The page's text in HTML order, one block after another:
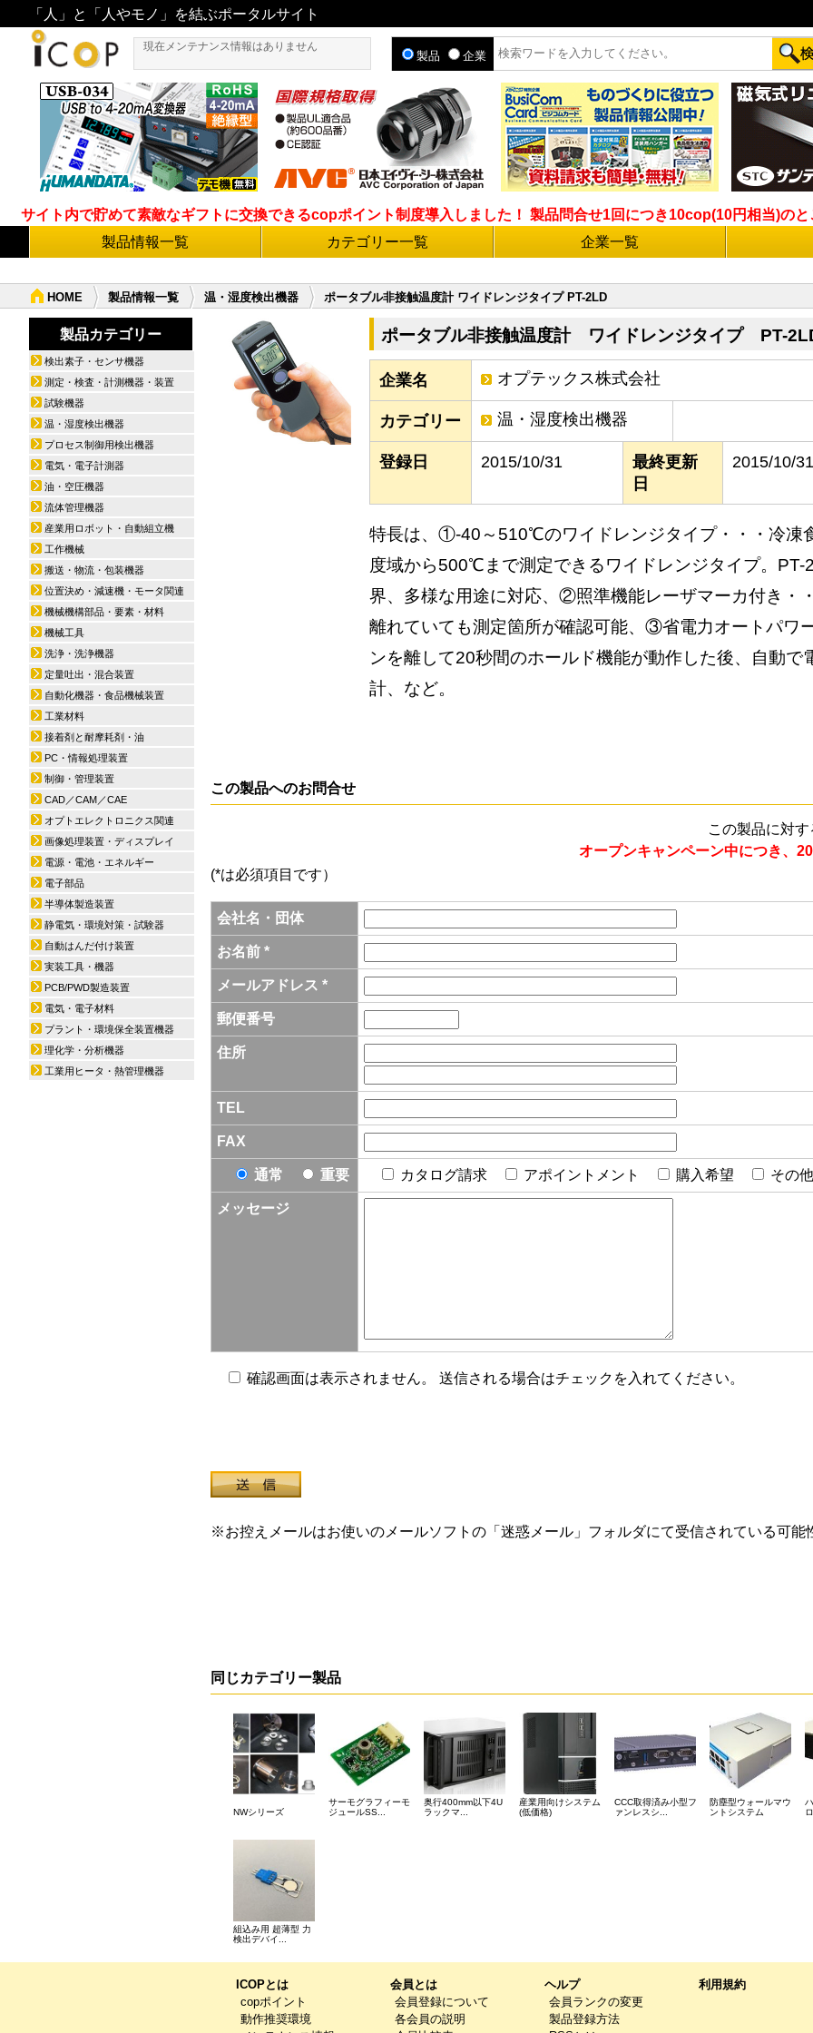
「人」と「人やモノ」を結ぶポータルサイト
現在メンテナンス情報はありません
製品 企業
サイト内で貯めて素敵なギフトに交換できるcopポイント制度導入しました！ 製品問合せ1回につき10cop(10円相当)の
製品情報一覧
カテゴリー一覧 企業一覧
HOME 製品情報一覧 温・湿度検出機器 ポータブル非接触温度計 ワイドレンジタイプ PT-2LD
ポータブル非接触温度計 ワイドレンジタイプ PT-
企業名 オプテックス株式会社
カテゴリー 温・湿度検出機器
登録日 2015/10/31
最終更新
日
2015/10/31
特長は、①-40～510℃のワイドレンジタイプ・・・冷凍
度域から500℃まで測定できるワイドレンジタイプ。PT-
界、多様な用途に対応、②照準機能レーザマーカ付き・
離れていても測定箇所が確認可能、③省電力オートパワ
ンを離して20秒間のホールド機能が動作した後、自動で
計、など。
この製品へのお問合せ
この製品に対
オープンキャンペーン中につき、
(*は必須項目です）
会社名・団体
お名前 *
メールアドレス *
郵便番号
住所
TEL
FAX
通常 重要 カタログ請求 アポイントメント 購入希望 その他
メッセージ
確認画面は表示されません。 送信される場合はチェックを入れてください。
※お控えメールはお使いのメールソフトの「迷惑メール」フォルダにて受信されている可能
同じカテゴリー製品
NWシリーズ
サーモグラフィーモ
ジュールSS...
奥行400mm以下4U
ラックマ...
産業用向けシステム
(低価格)
CCC取得済み小型フ
ァンレスシ...
防塵型ウォールマウ
ントシステム
組込み用 超薄型 力
検出デバイ...
製品カテゴリー
検出素子・センサ機器
測定・検査・計測機器・装置
試験機器
温・湿度検出機器
プロセス制御用検出機器
電気・電子計測器
油・空圧機器
流体管理機器
産業用ロボット・自動組立機
工作機械
搬送・物流・包装機器
位置決め・減速機・モータ関連
機械機構部品・要素・材料
機械工具
洗浄・洗浄機器
定量吐出・混合装置
自動化機器・食品機械装置
工業材料
接着剤と耐摩耗剤・油
PC・情報処理装置
制御・管理装置
CAD／CAM／CAE
オプトエレクトロニクス関連
画像処理装置・ディスプレイ
電源・電池・エネルギー
電子部品
半導体製造装置
静電気・環境対策・試験器
自動はんだ付け装置
実装工具・機器
PCB/PWD製造装置
電気・電子材料
プラント・環境保全装置機器
理化学・分析機器
工業用ヒータ・熱管理機器
ICOPとは
copポイント
動作推奨環境
会員とは
会員登録について
各会員の説明
ヘルプ
会員ランクの変更
製品登録方法
利用規約